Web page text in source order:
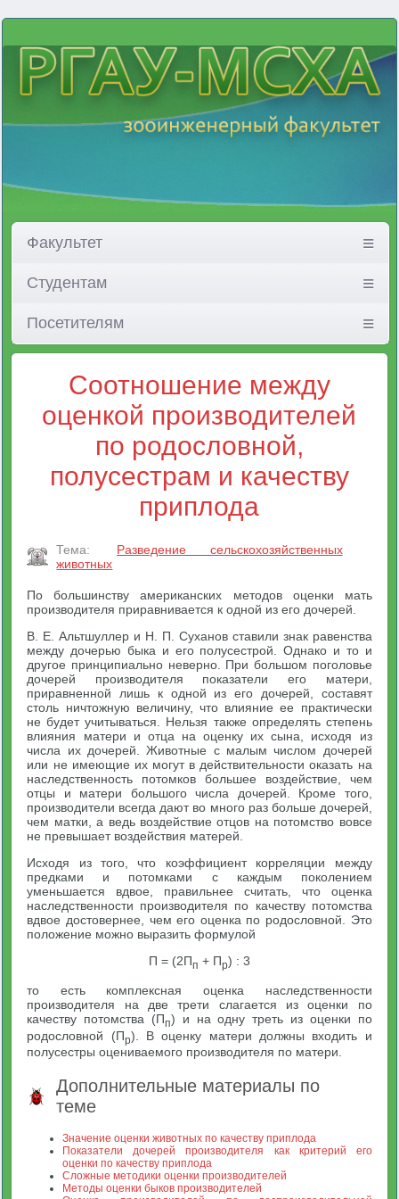
Факультет
Студентам
Посетителям
Соотношение между
оценкой производителей
по родословной,
полусестрам и качеству
приплода
Тема:
Разведение сельскохозяйственных
животных
По большинству американских методов оценки мать
производителя приравнивается к одной из его дочерей.
В. Е. Альтшуллер и Н. П. Суханов ставили знак равенства
между дочерью быка и его полусестрой. Однако и то и
другое принципиально неверно. При большом поголовье
дочерей производителя показатели его матери,
приравненной лишь к одной из его дочерей, составят
столь ничтожную величину, что влияние ее практически
не будет учитываться. Нельзя также определять степень
влияния матери и отца на оценку их сына, исходя из
числа их дочерей. Животные с малым числом дочерей
или не имеющие их могут в действительности оказать на
наследственность потомков большее воздействие, чем
отцы и матери большого числа дочерей. Кроме того,
производители всегда дают во много раз больше дочерей,
чем матки, а ведь воздействие отцов на потомство вовсе
не превышает воздействия матерей.
Исходя из того, что коэффициент корреляции между
предками и потомками с каждым поколением
уменьшается вдвое, правильнее считать, что оценка
наследственности производителя по качеству потомства
вдвое достовернее, чем его оценка по родословной. Это
положение можно выразить формулой
П = (2Пп + Пр) : 3
то есть комплексная оценка наследственности
производителя на две трети слагается из оценки по
качеству потомства (Пп) и на одну треть из оценки по
родословной (Пр). В оценку матери должны входить и
полусестры оцениваемого производителя по матери.
Дополнительные материалы по
теме
Значение оценки животных по качеству приплода
Показатели дочерей производителя как критерий его
оценки по качеству приплода
Сложные методики оценки производителей
Методы оценки быков производителей